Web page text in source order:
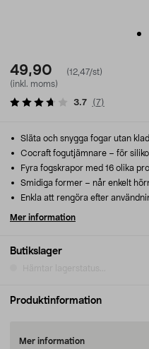
49,90
(12,47/st)
(inkl. moms)
3.7 (7)
Butikslager
Hämtar lagerstatus...
Släta och snygga fogar utan
Cocraft fogutjämnare – för
Fyra fogskrapor med 16 olika
Smidiga former – når enkelt
Enkla att rengöra efter
Mer information
Produktinformation
Mer information